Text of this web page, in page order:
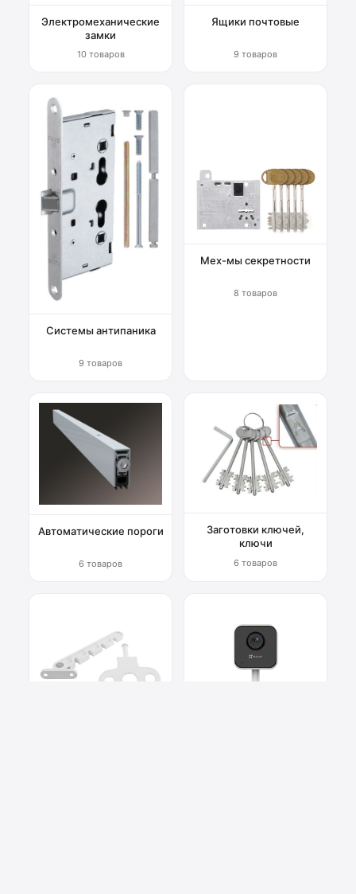
Электромеханические
замки
10 товаров
Ящики почтовые
9 товаров
Системы антипаника
9 товаров
Мех-мы секретности
8 товаров
Автоматические пороги
6 товаров
Заготовки ключей,
ключи
6 товаров